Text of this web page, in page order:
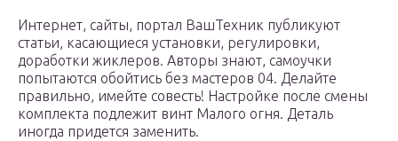
Интернет, сайты, портал ВашТехник публикуют
статьи, касающиеся установки, регулировки,
доработки жиклеров. Авторы знают, самоучки
попытаются обойтись без мастеров 04. Делайте
правильно, имейте совесть! Настройке после смены
комплекта подлежит винт Малого огня. Деталь
иногда придется заменить.